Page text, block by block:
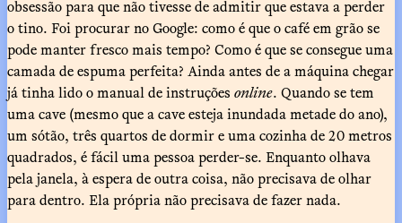
obsessão para que não tivesse de admitir que estava a perder
o tino. Foi procurar no Google: como é que o café em grão se
pode manter fresco mais tempo? Como é que se consegue uma
camada de espuma perfeita? Ainda antes de a máquina chegar
já tinha lido o manual de instruções online. Quando se tem
uma cave (mesmo que a cave esteja inundada metade do ano),
um sótão, três quartos de dormir e uma cozinha de 20 metros
quadrados, é fácil uma pessoa perder-se. Enquanto olhava
pela janela, à espera de outra coisa, não precisava de olhar
para dentro. Ela própria não precisava de fazer nada.